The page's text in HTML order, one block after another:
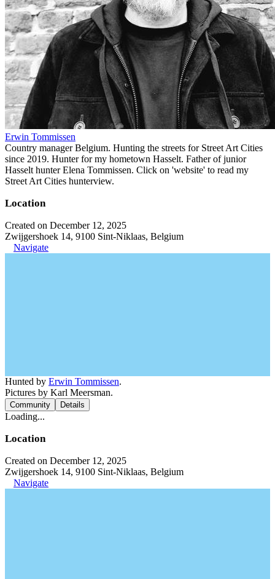
Erwin Tommissen
Country manager Belgium. Hunting the streets for Street Art Cities
since 2019. Hunter for my hometown Hasselt. Father of junior
Hasselt hunter Elena Tommissen. Click on 'website' to read my
Street Art Cities hunterview.
Location
Created on December 12, 2025
Zwijgershoek 14, 9100 Sint-Niklaas, Belgium
Navigate
Hunted by Erwin Tommissen.
Pictures by Karl Meersman.
Community Details
Loading...
Location
Created on December 12, 2025
Zwijgershoek 14, 9100 Sint-Niklaas, Belgium
Navigate